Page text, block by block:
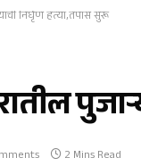
निर्घृण हत्या,तपास सुरू
2 Mins Read